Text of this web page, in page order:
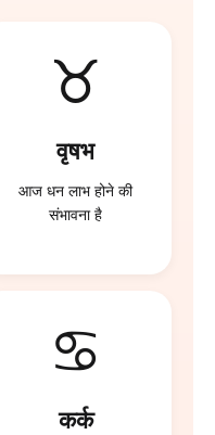
♉
वृषभ
आज धन लाभ होने की
संभावना है
♋
कर्क